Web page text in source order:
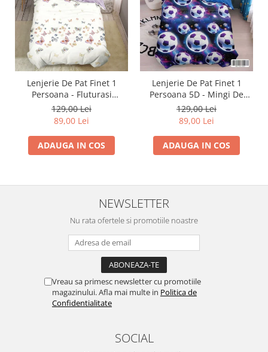
Lenjerie De Pat Finet 1
Persoana - Fluturasi
Multicolori
129,00 Lei
89,00 Lei
ADAUGA IN COS
Lenjerie De Pat Finet 1
Persoana 5D - Mingi De
Fotbal In Galaxie
129,00 Lei
89,00 Lei
ADAUGA IN COS
NEWSLETTER
Nu rata ofertele si promotiile noastre
Vreau sa primesc newsletter cu promotiile
magazinului. Afla mai multe in Politica de
Confidentialitate
SOCIAL